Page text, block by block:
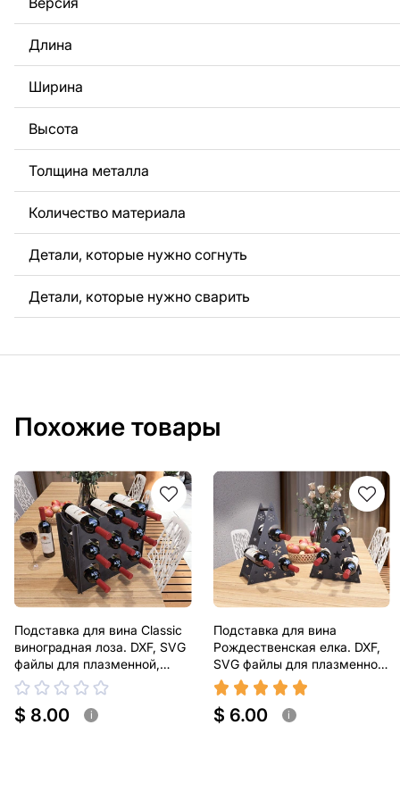
За дополнительную плату мы можем добавить любой
логотип вашей компании или внести другие изменения
Если вам нужно, чтобы мы выполнили
металла для вас, пожалуйста, свяжитесь с нами.
Если у вас остались вопросы или вам нужна помощь,
любое время, мы всегда готовы помочь.
Длина
Ширина
Высота
Толщина металла
Количество материала
Детали, которые нужно согнуть
Детали, которые нужно сварить
Похожие товары
Подставка для вина Classic
виноградная лоза. DXF, SVG
файлы для плазменной,
лазерной резки
$ 8.00 i
Подставка для вина
Рождественская елка. DXF,
SVG файлы для плазменной,
лазерной резки
$ 6.00 i